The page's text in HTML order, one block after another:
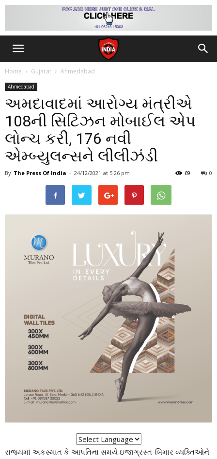
Home Gujarat Ahmedabad
Ahmedabad
અમદાવાદમાં આરોગ્ય મંત્રીએ
108ની સિટિઝન મોબાઈલ એપ
લોન્ચ કરી, 176 નવી
એમ્બ્યુલન્સને લીલીઝંડી
By The Press Of India - 24/12/2021 at 5:26 pm 0
69
રાજયમાં અકસ્માત કે આપતિના સમયે ઇજાગ્રસ્ત-બિમાર વ્યક્તિઓને